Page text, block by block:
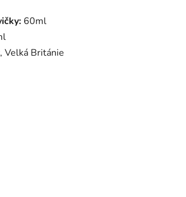
60ml
Velká Británie